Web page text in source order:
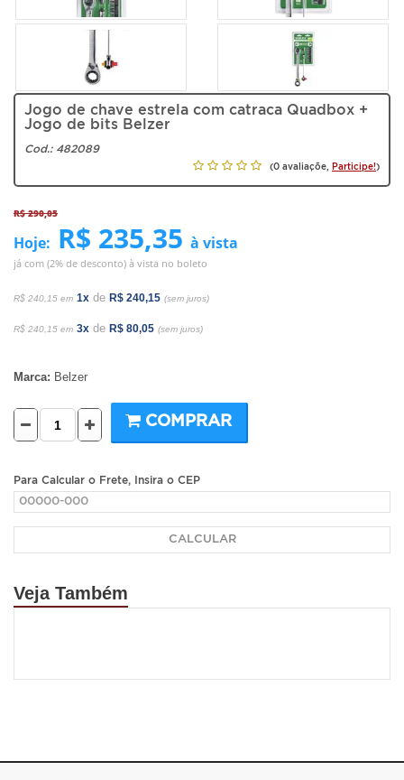
Jogo de chave estrela com catraca Quadbox +
Jogo de bits Belzer
Cod.: 482089
(0 avaliaçõe, Participe!)
R$ 290,05
Hoje: R$ 235,35 à vista
já com (2% de desconto) à vista no boleto
R$ 240,15 em 1x de R$ 240,15 (sem juros)
R$ 240,15 em 3x de R$ 80,05 (sem juros)
Marca: Belzer
COMPRAR
Para Calcular o Frete, Insira o CEP
CALCULAR
Veja Também